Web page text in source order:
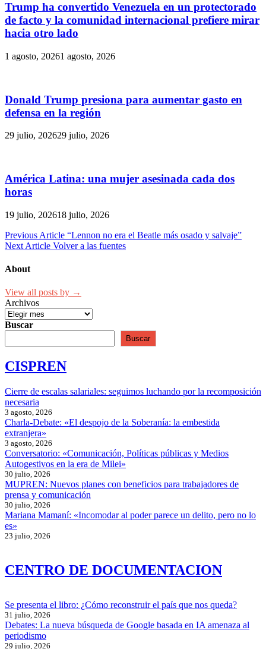
Trump ha convertido Venezuela en un protectorado
de facto y la comunidad internacional prefiere mirar
hacia otro lado
1 agosto, 20261 agosto, 2026
Donald Trump presiona para aumentar gasto en
defensa en la región
29 julio, 202629 julio, 2026
América Latina: una mujer asesinada cada dos
horas
19 julio, 202618 julio, 2026
Navegación
de
entradas
Previous Article “Lennon no era el Beatle más osado y salvaje”
Next Article Volver a las fuentes
About
View all posts by →
Archivos
Buscar
Buscar
CISPREN
Cierre de escalas salariales: seguimos luchando por la recomposición
necesaria
3 agosto, 2026
Charla-Debate: «El despojo de la Soberanía: la embestida
extranjera»
3 agosto, 2026
Conversatorio: «Comunicación, Políticas públicas y Medios
Autogestivos en la era de Milei»
30 julio, 2026
MUPREN: Nuevos planes con beneficios para trabajadores de
prensa y comunicación
30 julio, 2026
Mariana Mamaní: «Incomodar al poder parece un delito, pero no lo
es»
23 julio, 2026
CENTRO DE DOCUMENTACION
Se presenta el libro: ¿Cómo reconstruir el país que nos queda?
31 julio, 2026
Debates: La nueva búsqueda de Google basada en IA amenaza al
periodismo
29 julio, 2026